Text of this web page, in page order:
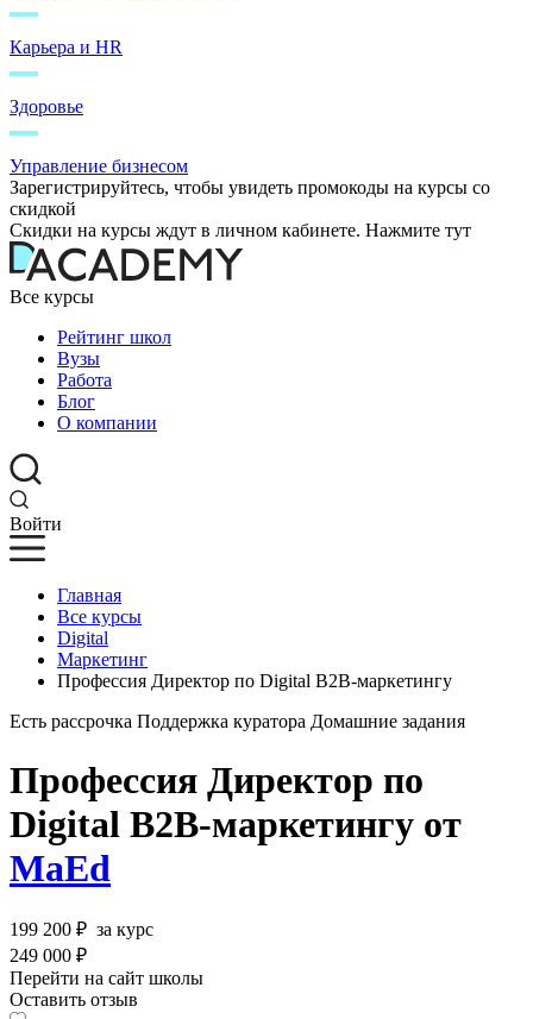
Карьера и HR
Здоровье
Управление бизнесом
Зарегистрируйтесь, чтобы увидеть промокоды на курсы со
скидкой
Скидки на курсы ждут в личном кабинете. Нажмите тут
Все курсы
Рейтинг школ
Вузы
Работа
Блог
О компании
Войти
Главная
Все курсы
Digital
Маркетинг
Профессия Директор по Digital B2B-маркетингу
Есть рассрочка Поддержка куратора Домашние задания
Профессия Директор по
Digital B2B-маркетингу от
MaEd
199 200 ₽ за курс
249 000 ₽
Перейти на сайт школы
Оставить отзыв